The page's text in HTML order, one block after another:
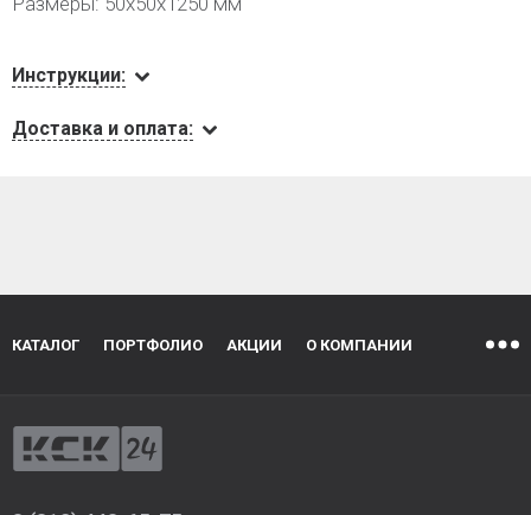
Инструкции:
Доставка и оплата:
КАТАЛОГ ПОРТФОЛИО АКЦИИ О КОМПАНИИ